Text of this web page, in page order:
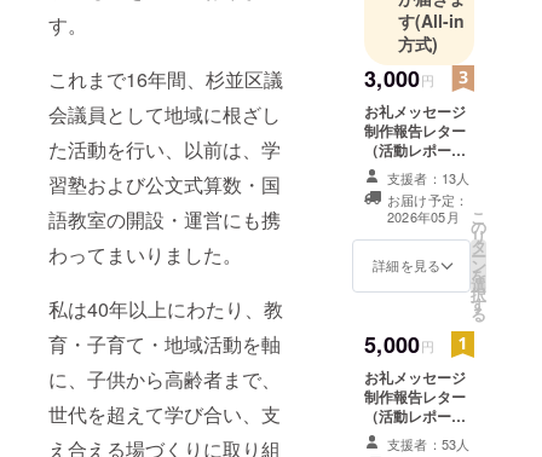
す。
これまで16年間、杉並区議
会議員として地域に根ざし
た活動を行い、以前は、学
習塾および公文式算数・国
語教室の開設・運営にも携
わってまいりました。
私は40年以上にわたり、教
育・子育て・地域活動を軸
に、子供から高齢者まで、
世代を超えて学び合い、支
え合える場づくりに取り組
その中で、
私は「神
話」の持つ
力を大切に
してきまし
た。神話
は、単なる
昔話ではな
く、私たち
の心の奥に
かける物語
です。争う
ためではな
く、人と人
を結び、安
す(All-in
方式)
3,000円
お礼メッセージ
制作報告レター
（活動レポー
ト）支援者：13人
お届け予定：
2026年05月
詳細を見る
こ
の
リ
タ
ー
ン
を
選
択
す
る
5,000円
お礼メッセージ
制作報告レター
（活動レポー
ト） 古事記ぬり
支援者：53人